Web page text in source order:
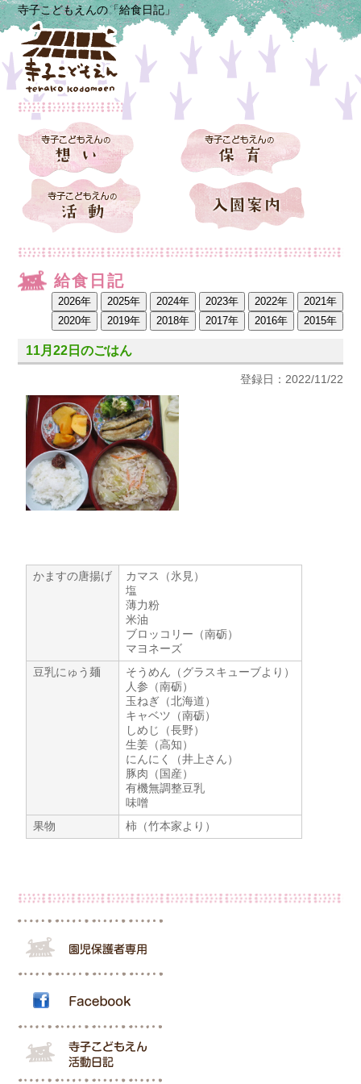
寺子こどもえんの「給食日記」
給食日記
11月22日のごはん
登録日：2022/11/22
かますの唐揚げ
カマス（氷見）
塩
薄力粉
米油
ブロッコリー（南砺）
マヨネーズ
豆乳にゅう麺
そうめん（グラスキューブより）
人参（南砺）
玉ねぎ（北海道）
キャベツ（南砺）
しめじ（長野）
生姜（高知）
にんにく（井上さん）
豚肉（国産）
有機無調整豆乳
味噌
果物
柿（竹本家より）